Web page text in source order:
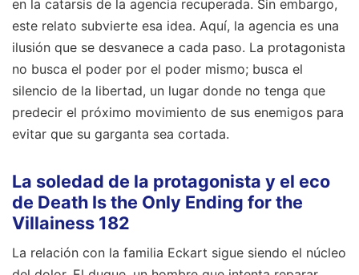
en la catarsis de la agencia recuperada. Sin embargo,
este relato subvierte esa idea. Aquí, la agencia es una
ilusión que se desvanece a cada paso. La protagonista
no busca el poder por el poder mismo; busca el
silencio de la libertad, un lugar donde no tenga que
predecir el próximo movimiento de sus enemigos para
evitar que su garganta sea cortada.
La soledad de la protagonista y el eco
de Death Is the Only Ending for the
Villainess 182
La relación con la familia Eckart sigue siendo el núcleo